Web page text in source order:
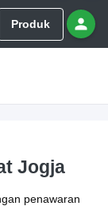
Produk
Jogja
penawaran